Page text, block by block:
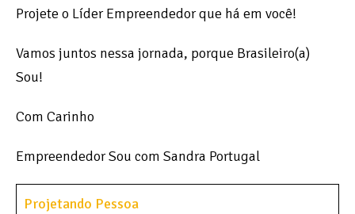
Projete o Líder Empreendedor que há em você!
Vamos juntos nessa jornada, porque Brasileiro(a)
Sou!
Com Carinho
Empreendedor Sou com Sandra Portugal
Projetando Pessoa